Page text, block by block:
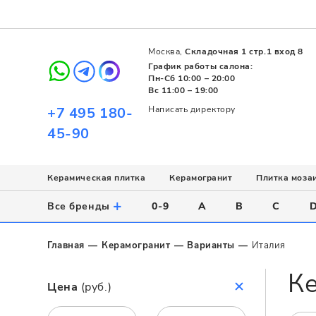
+7 495 180-
45-90
Написать директору
Москва,Складочная 1 стр.1 вход 8
График работы салона:
Пн-Сб 10:00 – 20:00
Вс 11:00 – 19:00
Керамическая плитка
Использование
Напольное
Настенное
Назначение
Для ванной
Стиль
Современный
Пэчворк
Керамогранит
Назначение
Для ванной
Напольное
Поверхность
Матовая
Полированная
Плитка
Назначение
Для ванной
Для бассейна
Цвет
Белый
Серый
Все бренды + 0-9 A B C D
Главная Керамогранит Варианты Италия
Цена (руб.)